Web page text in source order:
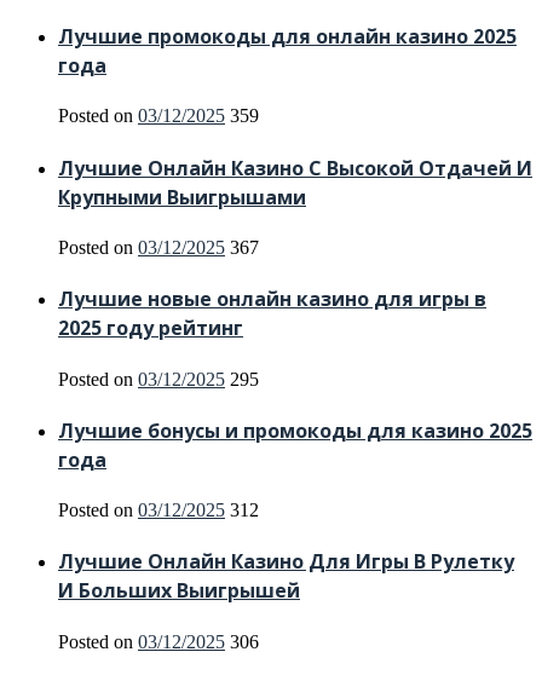
Лучшие промокоды для онлайн казино 2025
года
Posted on 03/12/2025 359
Лучшие Онлайн Казино С Высокой Отдачей И
Крупными Выигрышами
Posted on 03/12/2025 367
Лучшие новые онлайн казино для игры в
2025 году рейтинг
Posted on 03/12/2025 295
Лучшие бонусы и промокоды для казино 2025
года
Posted on 03/12/2025 312
Лучшие Онлайн Казино Для Игры В Рулетку
И Больших Выигрышей
Posted on 03/12/2025 306